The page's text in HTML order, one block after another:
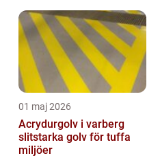
01 maj 2026
Acrydurgolv i varberg
slitstarka golv för tuffa
miljöer